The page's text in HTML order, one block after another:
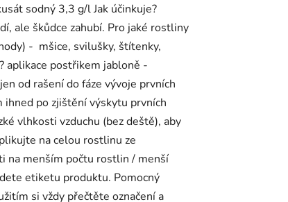
sodný 3,3 g/l Jak účinkuje?
ale škůdce zahubí. Pro jaké rostliny
- mšice, svilušky, štítenky,
aplikace postřikem jabloně -
od rašení do fáze vývoje prvních
po zjištění výskytu prvních
vlhkosti vzduchu (bez deště), aby
na celou rostlinu ze
na menším počtu rostlin / menší
etiketu produktu. Pomocný
si vždy přečtěte označení a